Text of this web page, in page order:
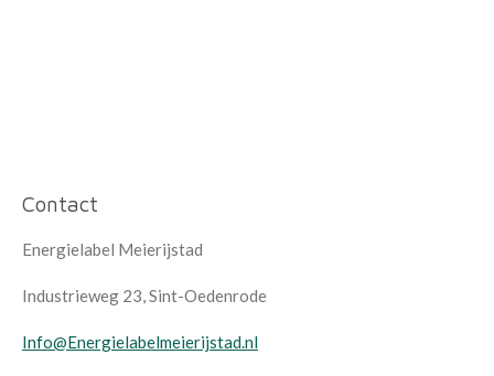
Contact
Energielabel Meierijstad
Industrieweg 23, Sint-Oedenrode
Info@Energielabelmeierijstad.nl